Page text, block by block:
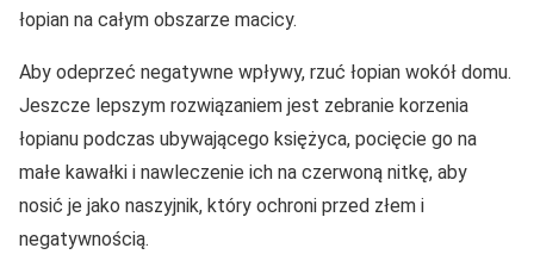
łopian na całym obszarze macicy.
Aby odeprzeć negatywne wpływy, rzuć łopian wokół domu.
Jeszcze lepszym rozwiązaniem jest zebranie korzenia
łopianu podczas ubywającego księżyca, pocięcie go na
małe kawałki i nawleczenie ich na czerwoną nitkę, aby
nosić je jako naszyjnik, który ochroni przed złem i
negatywnością.